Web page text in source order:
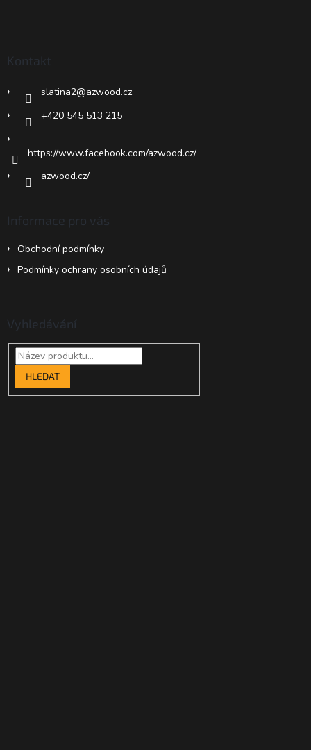
Kontakt
slatina2@azwood.cz
+420 545 513 215
https://www.facebook.com/azwood.cz/
azwood.cz/
Informace pro vás
Obchodní podmínky
Podmínky ochrany osobních údajů
Vyhledávání
HLEDAT